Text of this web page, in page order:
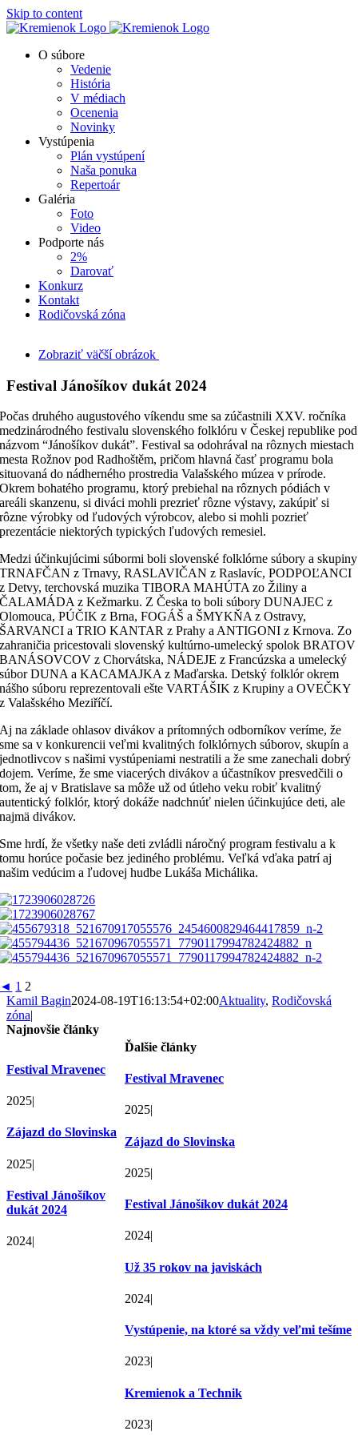
Skip to content
O súbore
Vedenie
História
V médiach
Ocenenia
Novinky
Vystúpenia
Plán vystúpení
Naša ponuka
Repertoár
Galéria
Foto
Video
Podporte nás
2%
Darovať
Konkurz
Kontakt
Rodičovská zóna
Zobraziť väčší obrázok
Festival Jánošíkov dukát 2024
Počas druhého augustového víkendu sme sa zúčastnili XXV. ročníka
medzinárodného festivalu slovenského folklóru v Českej republike pod
názvom “Jánošíkov dukát”. Festival sa odohrával na rôznych miestach
mesta Rožnov pod Radhoštěm, pričom hlavná časť programu bola
situovaná do nádherného prostredia Valašského múzea v prírode.
Okrem bohatého programu, ktorý prebiehal na rôznych pódiách v
areáli skanzenu, si diváci mohli prezrieť rôzne výstavy, zakúpiť si
rôzne výrobky od ľudových výrobcov, alebo si mohli pozrieť
prezentácie niektorých typických ľudových remesiel.
Medzi účinkujúcimi súbormi boli slovenské folklórne súbory a skupiny
TRNAFČAN z Trnavy, RASLAVIČAN z Raslavíc, PODPOĽANCI
z Detvy, terchovská muzika TIBORA MAHÚTA zo Žiliny a
ČALAMÁDA z Kežmarku. Z Česka to boli súbory DUNAJEC z
Olomouca, PÚČIK z Brna, FOGÁŠ a ŠMYKŇA z Ostravy,
ŠARVANCI a TRIO KANTAR z Prahy a ANTIGONI z Krnova. Zo
zahraničia pricestovali slovenský kultúrno-umelecký spolok BRATOV
BANÁSOVCOV z Chorvátska, NÁDEJE z Francúzska a umelecký
súbor DUNA a KACAMAJKA z Maďarska. Detský folklór okrem
nášho súboru reprezentovali ešte VARTÁŠIK z Krupiny a OVEČKY
z Valašského Meziříčí.
Aj na základe ohlasov divákov a prítomných odborníkov veríme, že
sme sa v konkurencii veľmi kvalitných folklórnych súborov, skupín a
jednotlivcov s našimi vystúpeniami nestratili a že sme zanechali dobrý
dojem. Veríme, že sme viacerých divákov a účastníkov presvedčili o
tom, že aj v Bratislave sa môže už od útleho veku robiť kvalitný
autentický folklór, ktorý dokáže nadchnúť nielen účinkujúce deti, ale
najmä divákov.
Sme hrdí, že všetky naše deti zvládli náročný program festivalu a k
tomu horúce počasie bez jediného problému. Veľká vďaka patrí aj
našim vedúcim a ľudovej hudbe Lukáša Michálika.
◄ 1 2
Kamil Bagin2024-08-19T16:13:54+02:00Aktuality, Rodičovská
zóna|
Ďalšie články
Festival Mravenec
2025|
Zájazd do Slovinska
2025|
Festival Jánošíkov dukát 2024
2024|
Už 35 rokov na javiskách
2024|
Vystúpenie, na ktoré sa vždy veľmi tešíme
2023|
Kremienok a Technik
2023|
Najnovšie články
Festival Mravenec
2025|
Zájazd do Slovinska
2025|
Festival Jánošíkov
dukát 2024
2024|